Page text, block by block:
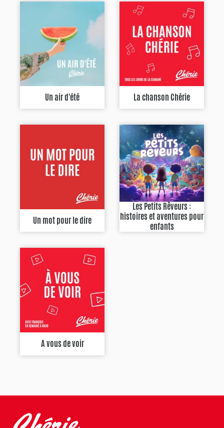
Un air d'été La chanson Chérie
Un mot pour le dire
Les Petits Rêveurs :
histoires et aventures pour
enfants
A vous de voir